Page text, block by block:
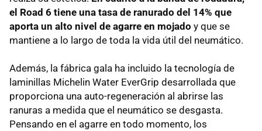
el Road 6 tiene una tasa de ranurado del 14% que
aporta un alto nivel de agarre en mojado y que se
mantiene a lo largo de toda la vida útil del neumático.
Además, la fábrica gala ha incluido la tecnología de
laminillas Michelin Water EverGrip desarrollada que
proporciona una auto-regeneración al abrirse las
ranuras a medida que el neumático se desgasta.
Pensando en el agarre en todo momento, los